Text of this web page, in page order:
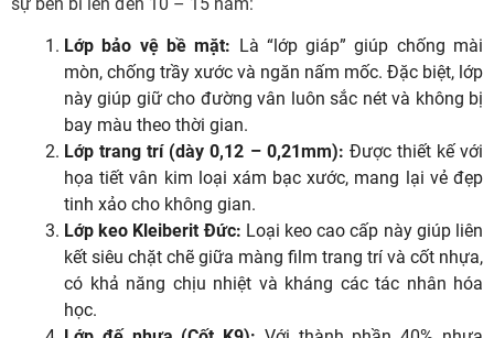
Lớp bảo vệ bề mặt: Là “lớp giáp” giúp chống mài
mòn, chống trầy xước và ngăn nấm mốc. Đặc biệt, lớp
này giúp giữ cho đường vân luôn sắc nét và không bị
bay màu theo thời gian.
Lớp trang trí (dày 0,12 – 0,21mm): Được thiết kế với
họa tiết vân kim loại xám bạc xước, mang lại vẻ đẹp
tinh xảo cho không gian.
Lớp keo Kleiberit Đức: Loại keo cao cấp này giúp liên
kết siêu chặt chẽ giữa màng film trang trí và cốt nhựa,
có khả năng chịu nhiệt và kháng các tác nhân hóa
học.